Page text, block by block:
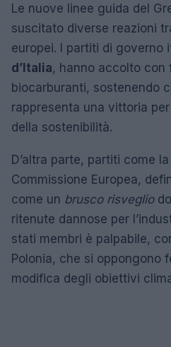
Le nuove linee guida del
suscitato diverse reazioni
europei. I partiti di governo
d’Italia, hanno accolto con
biocarburanti, sostenendo
rappresenta una vittoria
della sostenibilità.
D’altra parte, partiti come
Commissione Europea,
come un brusco risveglio
ritenute dannose per
stati membri è palpabile,
Polonia, che si oppongono
modifica degli obiettivi